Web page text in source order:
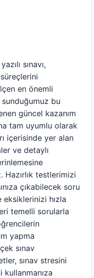
sınavı,
en önemli
bu
güncel kazanım
tam uyumlu olarak
içerisinde yer alan
ve detaylı
Hazırlık testlerimizi
çıkabilecek soru
hızla
temelli sorularla
yapma
sınav
sınav stresini
kullanmanıza